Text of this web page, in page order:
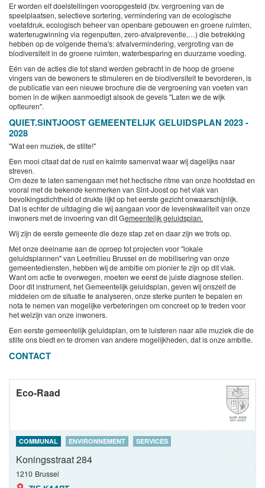
Er worden elf doelstellingen vooropgesteld (bv. vergroening van de
speelplaatsen, selectieve sortering, vermindering van de ecologische
voetafdruk, ecologisch beheer van openbare gebouwen en groene ruimten,
waterterugwinning via regenputten, zero-afvalpreventie,…) die betrekking
hebben op de volgende thema's: afvalvermindering, vergroting van de
biodiversiteit in de groene ruimten, waterbesparing en duurzame voeding.
Eén van de acties die tot stand werden gebracht in de hoop de groene
vingers van de bewoners te stimuleren en de biodiversiteit te bevorderen, is
de publicatie van een nieuwe brochure die de vergroening van voeten van
bomen in de wijken aanmoedigt alsook de gevels "Laten we de wijk
opfleuren".
QUIET.SINTJOOST GEMEENTELIJK GELUIDSPLAN 2023 -
2028
"Wat een muziek, de stilte!"
Een mooi citaat dat de rust en kalmte samenvat waar wij dagelijks naar
streven.
Om deze te laten samengaan met het hectische ritme van onze hoofdstad en
vooral met de bekende kenmerken van Sint-Joost op het vlak van
bevolkingsdichtheid of drukte lijkt op het eerste gezicht onwaarschijnlijk.
Dat is echter de uitdaging die wij aangaan voor de levenskwaliteit van onze
inwoners met de invoering van dit Gemeentelijk geluidsplan.
Wij zijn de eerste gemeente die deze stap zet en daar zijn we trots op.
Met onze deelname aan de oproep tot projecten voor "lokale
geluidsplannen" van Leefmilieu Brussel en de mobilisering van onze
gemeentediensten, hebben wij de ambitie om pionier te zijn op dit vlak.
Want om actie te overwegen, moeten we eerst de juiste diagnose stellen.
Door dit instrument, het Gemeentelijk geluidsplan, geven wij onszelf de
middelen om de situatie te analyseren, onze sterke punten te bepalen en
nota te nemen van mogelijke verbeteringen om concreet op te treden voor
het welzijn van onze inwoners.
Een eerste gemeentelijk geluidsplan, om te luisteren naar alle muziek die de
stilte ons biedt en te dromen van andere mogelijkheden, dat is onze ambitie.
CONTACT
Eco-Raad
COMMUNAL ENVIRONNEMENT SERVICES
Koningsstraat 284
1210 Brussel